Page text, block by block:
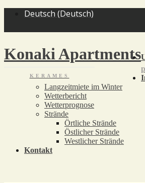
Deutsch (Deutsch)
Konaki Apartments
KERAMES
Langzeitmiete im Winter
Wetterbericht
Wetterprognose
Strände
Örtliche Strände
Östlicher Strände
Westlicher Strände
Kontakt
<